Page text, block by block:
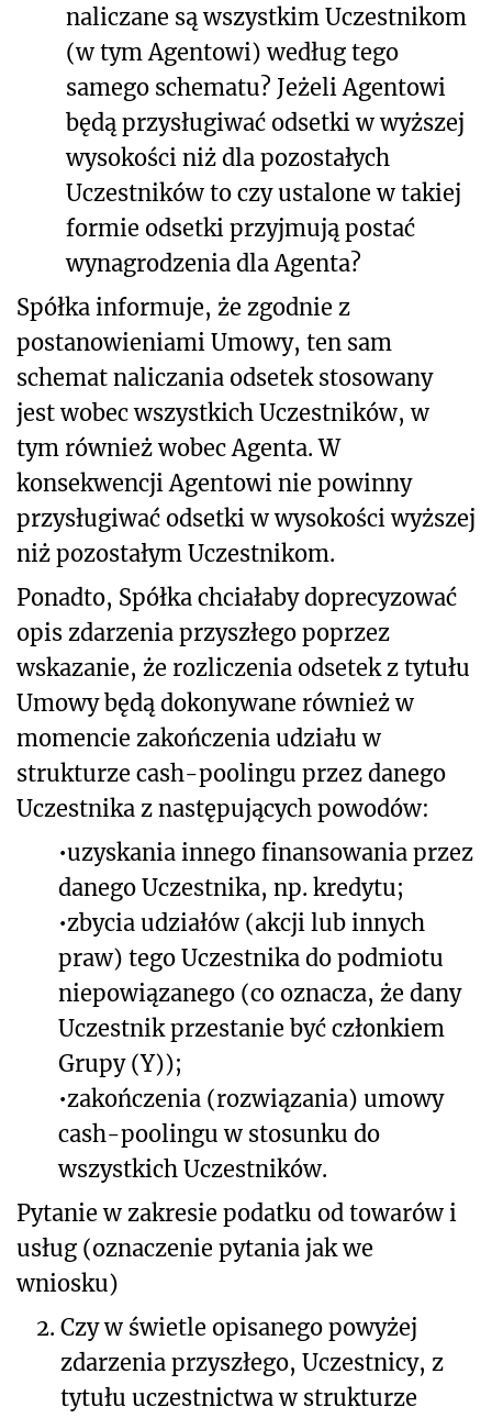
naliczane są wszystkim Uczestnikom
(w tym Agentowi) według tego
samego schematu? Jeżeli Agentowi
będą przysługiwać odsetki w wyższej
wysokości niż dla pozostałych
Uczestników to czy ustalone w takiej
formie odsetki przyjmują postać
wynagrodzenia dla Agenta?
Spółka informuje, że zgodnie z
postanowieniami Umowy, ten sam
schemat naliczania odsetek stosowany
jest wobec wszystkich Uczestników, w
tym również wobec Agenta. W
konsekwencji Agentowi nie powinny
przysługiwać odsetki w wysokości wyższej
niż pozostałym Uczestnikom.
Ponadto, Spółka chciałaby doprecyzować
opis zdarzenia przyszłego poprzez
wskazanie, że rozliczenia odsetek z tytułu
Umowy będą dokonywane również w
momencie zakończenia udziału w
strukturze cash-poolingu przez danego
Uczestnika z następujących powodów:
•uzyskania innego finansowania przez
danego Uczestnika, np. kredytu;
•zbycia udziałów (akcji lub innych
praw) tego Uczestnika do podmiotu
niepowiązanego (co oznacza, że dany
Uczestnik przestanie być członkiem
Grupy (Y));
•zakończenia (rozwiązania) umowy
cash-poolingu w stosunku do
wszystkich Uczestników.
Pytanie w zakresie podatku od towarów i
usług (oznaczenie pytania jak we
wniosku)
2. Czy w świetle opisanego powyżej
zdarzenia przyszłego, Uczestnicy, z
tytułu uczestnictwa w strukturze